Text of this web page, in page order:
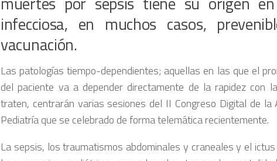
infecciosa, en muchos casos,
vacunación.
Las patologías tiempo-dependientes; aquellas en las que el
del paciente va a depender directamente de la rapidez con
traten, centrarán varias sesiones del II Congreso Digital de la
Pediatría que se celebrado de forma telemática recientemente.
La sepsis, los traumatismos abdominales y craneales y el